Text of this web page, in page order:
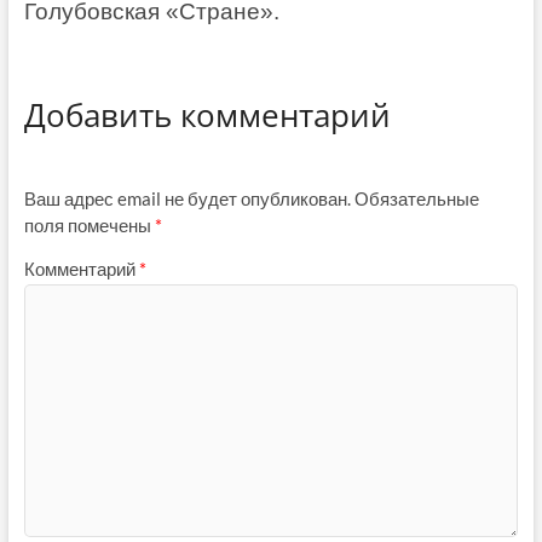
Голубовская «Стране».
Добавить комментарий
Ваш адрес email не будет опубликован.Обязательные
поля помечены *
Комментарий *